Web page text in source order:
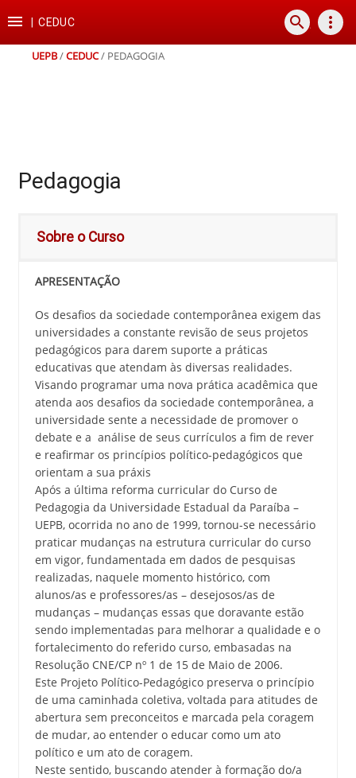
para
conteúdo
para
para
para
rodapé
 |CEDUC search more_vert
UEPB/CEDUC/ PEDAGOGIA
Pedagogia
Sobre o Curso
APRESENTAÇÃO
Os desafios da sociedade contemporânea exigem das
universidades a constante revisão de seus projetos
pedagógicos para darem suporte a práticas
educativas que atendam às diversas realidades.
Visando programar uma nova prática acadêmica que
atenda aos desafios da sociedade contemporânea, a
universidade sente a necessidade de promover o
debate e a análise de seus currículos a fim de rever
e reafirmar os princípios político-pedagógicos que
orientam a sua práxis
Após a última reforma curricular do Curso de
Pedagogia da Universidade Estadual da Paraíba –
UEPB, ocorrida no ano de 1999, tornou-se necessário
praticar mudanças na estrutura curricular do curso
em vigor, fundamentada em dados de pesquisas
realizadas, naquele momento histórico, com
alunos/as e professores/as – desejosos/as de
mudanças – mudanças essas que doravante estão
sendo implementadas para melhorar a qualidade e o
fortalecimento do referido curso, embasadas na
Resolução CNE/CP nº 1 de 15 de Maio de 2006.
Este Projeto Político-Pedagógico preserva o princípio
de uma caminhada coletiva, voltada para atitudes de
abertura sem preconceitos e marcada pela coragem
de mudar, ao entender o educar como um ato
político e um ato de coragem.
Neste sentido, buscando atender à formação do/a